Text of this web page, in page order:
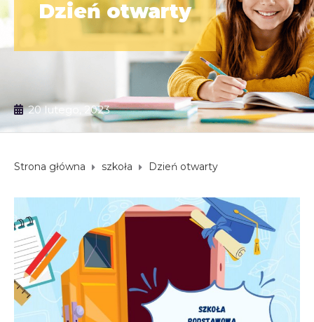
Dzień otwarty
20 lutego, 2023
Strona główna szkoła Dzień otwarty